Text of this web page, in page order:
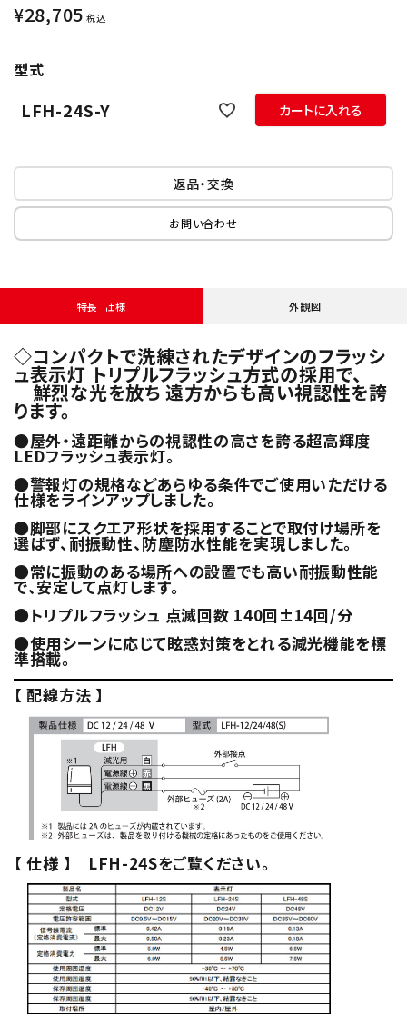
¥28,705 税込
型式
LFH-24S-Y カートに入れる
返品・交換
お問い合わせ
特長・仕様 外観図
◇コンパクトで洗練されたデザインのフラッシ
ュ表示灯 トリプルフラッシュ方式の採用で、
鮮烈な光を放ち 遠方からも高い視認性を誇
ります。
●屋外・遠距離からの視認性の高さを誇る超高輝度
LEDフラッシュ表示灯。
●警報灯の規格などあらゆる条件でご使用いただける
仕様をラインアップしました。
●脚部にスクエア形状を採用することで取付け場所を
選ばず、耐振動性、防塵防水性能を実現しました。
●常に振動のある場所への設置でも高い耐振動性能
で、安定して点灯します。
●トリプルフラッシュ 点滅回数 140回±14回/分
●使用シーンに応じて眩惑対策をとれる減光機能を標
準搭載。
【 配線方法 】
【 仕様 】 LFH-24Sをご覧ください。